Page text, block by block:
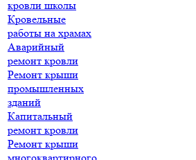
кровли школы
Кровельные
работы на храмах
Аварийный
ремонт кровли
Ремонт крыши
промышленных
зданий
Капитальный
ремонт кровли
Ремонт крыши